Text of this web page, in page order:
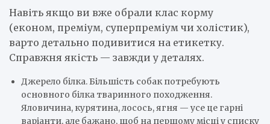
Навіть якщо ви вже обрали клас корму
(економ, преміум, суперпреміум чи холістик),
варто детально подивитися на етикетку.
Справжня якість — завжди у деталях.
Джерело білка. Більшість собак потребують
основного білка тваринного походження.
Яловичина, курятина, лосось, ягня — усе це гарні
варіанти, але бажано, щоб на першому місці у списку